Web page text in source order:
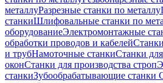
металлуРазрезные станки по металлу
станкиШлифовальные станки по
оборудованиеЭлектромонтажные
обработки проводов и кабелей
и трубНамоточные станкиСтанки
оконСтанки для производства строп
станкиЗубообрабатывающие станки